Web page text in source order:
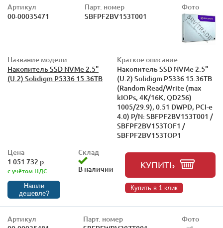
Артикул
00-00035471
Парт. номер
SBFPF2BV153T001
Фото
Название модели
Накопитель SSD NVMe 2.5"
(U.2) Solidigm P5336 15.36TB
Краткое описание
Накопитель SSD NVMe 2.5"
(U.2) Solidigm P5336 15.36TB
(Random Read/Write (max
kIOPs, 4K/16K, QD256)
1005/29.9), 0.51 DWPD, PCI-e
4.0) P/N: SBFPF2BV153T001 /
SBFPF2BV153TOF1 /
SBFPF2BV153TOP1
Цена
1 051 732 р.
с учётом НДС
Нашли
дешевле?
Склад
В наличии
КУПИТЬ
Купить в 1 клик
Артикул
Парт. номер
Фото